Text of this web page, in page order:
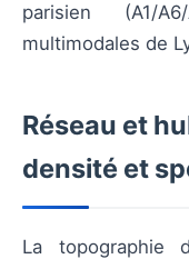
parisien (A1/
multimodales de
Réseau et
densité et
La